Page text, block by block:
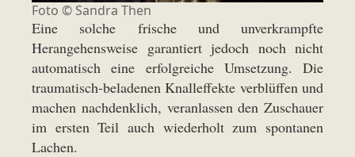
Foto © Sandra Then
Eine solche frische und unverkrampfte
Herangehensweise garantiert jedoch noch nicht
automatisch eine erfolgreiche Umsetzung. Die
traumatisch-beladenen Knalleffekte verblüffen und
machen nachdenklich, veranlassen den Zuschauer
im ersten Teil auch wiederholt zum spontanen
Lachen.